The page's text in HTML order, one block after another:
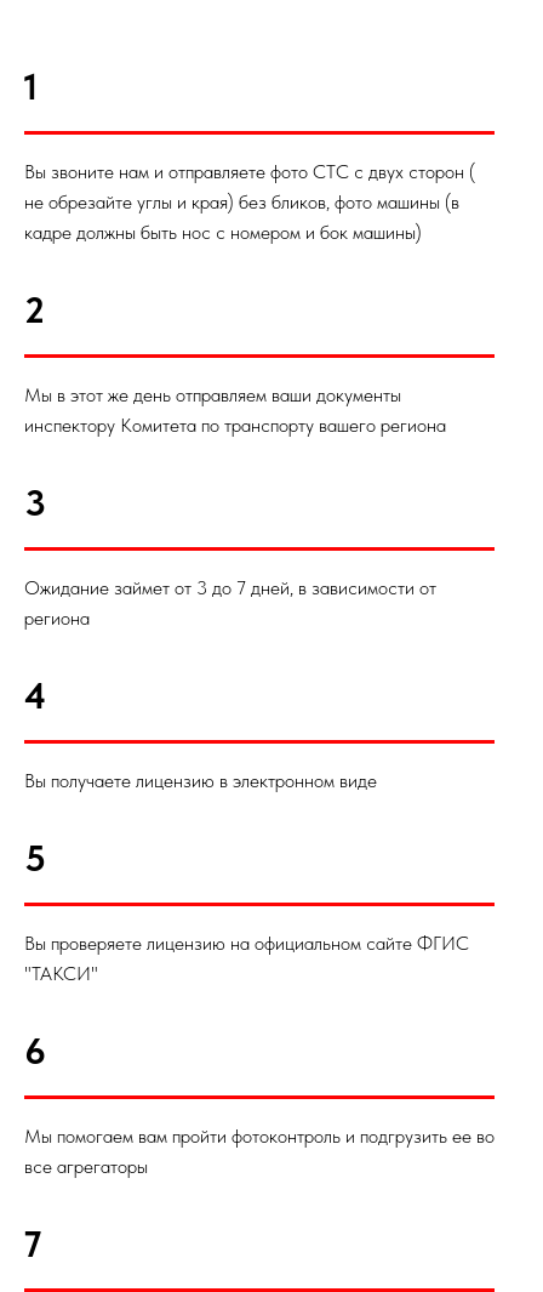
1
Вы звоните нам и отправляете фото СТС с двух сторон (
не обрезайте углы и края) без бликов, фото машины (в
кадре должны быть нос с номером и бок машины)
2
Мы в этот же день отправляем ваши документы
инспектору Комитета по транспорту вашего региона
3
Ожидание займет от 3 до 7 дней, в зависимости от
региона
4
Вы получаете лицензию в электронном виде
5
Вы проверяете лицензию на официальном сайте ФГИС
"ТАКСИ"
6
Мы помогаем вам пройти фотоконтроль и подгрузить ее во
все агрегаторы
7